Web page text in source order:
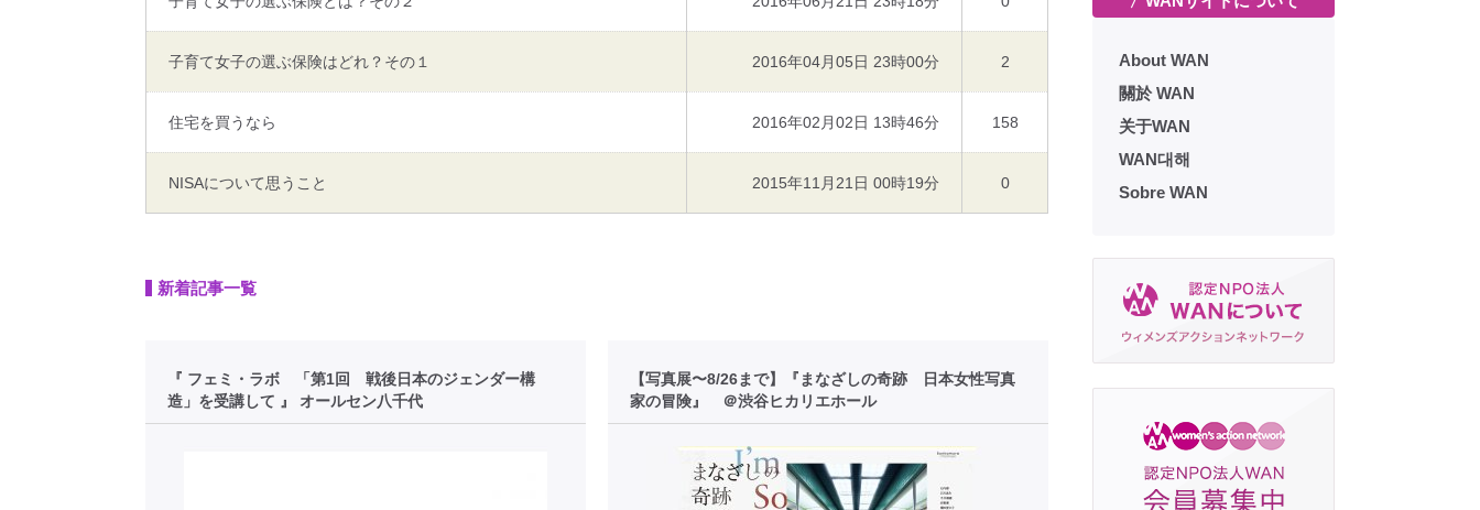
子育て女子の選ぶ保険はどれ？その１ 2016年04月05日 23時00分 2
住宅を買うなら 2016年02月02日 13時46分 158
NISAについて思うこと 2015年11月21日 00時19分 0
新着記事一覧
『 フェミ・ラボ 「第1回 戦後日本のジェンダー構
造」を受講して 』 オールセン八千代
【写真展〜8/26まで】『まなざしの奇跡 日本女性写真
家の冒険』 ＠渋谷ヒカリエホール
About WAN
關於 WAN
关于WAN
WAN대해
Sobre WAN